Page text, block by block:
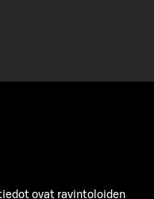
ovat ravintoloiden